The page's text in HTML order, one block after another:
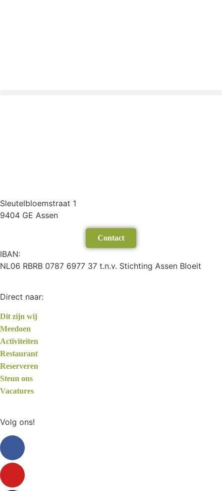
Sleutelbloemstraat 1
9404 GE Assen
Contact
IBAN:
NL06 RBRB 0787 6977 37 t.n.v. Stichting Assen Bloeit
Direct naar:
Dit zijn wij
Meedoen
Activiteiten
Restaurant
Reserveren
Steun ons
Vacatures
Volg ons!